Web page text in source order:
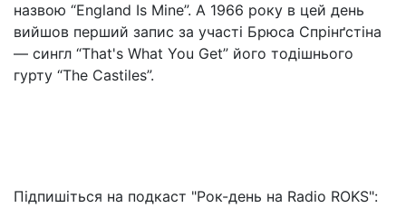
назвою “England Is Mine”. А 1966 року в цей день
вийшов перший запис за участі Брюса Спрінґстіна
— сингл “That's What You Get” його тодішнього
гурту “The Castiles”.
Підпишіться на подкаст "Рок-день на Radio ROKS":